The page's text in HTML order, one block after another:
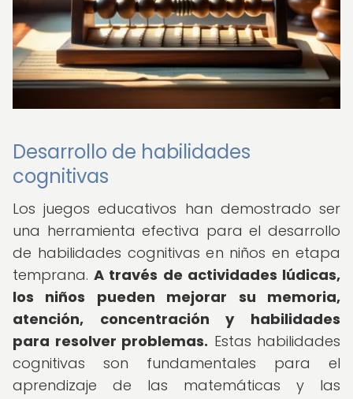
Desarrollo de habilidades
cognitivas
Los juegos educativos han demostrado ser
una herramienta efectiva para el desarrollo
de habilidades cognitivas en niños en etapa
temprana.A través de actividades lúdicas,
los niños pueden mejorar su memoria,
atención, concentración y habilidades
para resolver problemas. Estas habilidades
cognitivas son fundamentales para el
aprendizaje de las matemáticas y las